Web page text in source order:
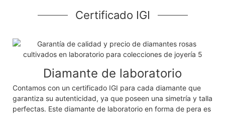
Certificado IGI
Diamante de laboratorio
Contamos con un certificado IGI para cada diamante que
garantiza su autenticidad, ya que poseen una simetría y talla
perfectas. Este diamante de laboratorio en forma de pera es